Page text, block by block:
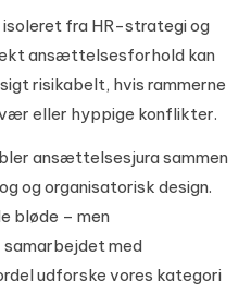
fra HR-strategi og
ansættelsesforhold kan
risikabelt, hvis rammerne
eller hyppige konflikter.
ansættelsesjura sammen
og organisatorisk design.
bløde – men
med
udforske vores kategori